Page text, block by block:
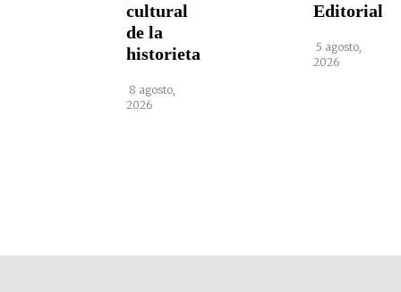
cultural
de la
historieta
8 agosto,
2026
Editorial
5 agosto,
2026